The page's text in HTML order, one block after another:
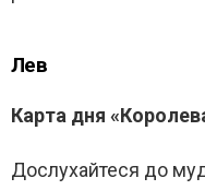
Лев
Карта дня
Дослухайтеся до